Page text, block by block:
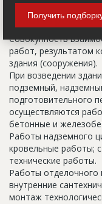
Цикл
Совокупность
работ, результатом
здания (сооружения).
При возведении
подземный,
подготовительного
осуществляются
бетонные и
Работы надземного
кровельные работы;
технические работы.
Работы отделочного
внутренние
монтаж
Получить